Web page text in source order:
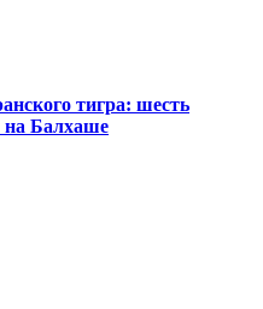
тигра: шесть
на Балхаше